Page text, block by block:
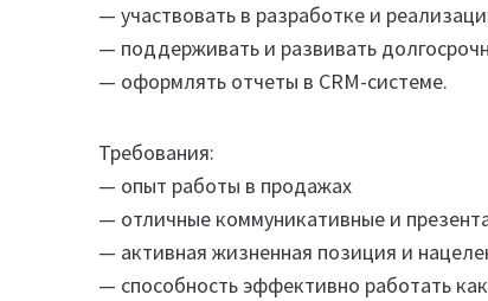
— участвовать в разработке и
— поддерживать и развивать
— оформлять отчеты в CRM-системе.
Требования:
— опыт работы в продажах
— отличные коммуникативные и
— активная жизненная позиция и
— способность эффективно работать